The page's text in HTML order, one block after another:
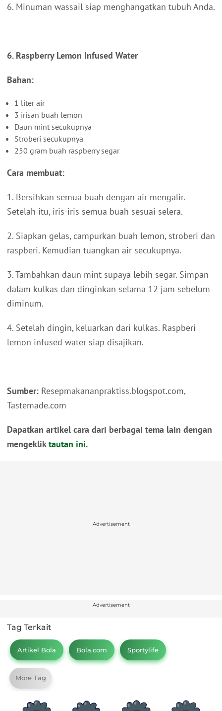
6. Minuman wassail siap menghangatkan tubuh Anda.
6. Raspberry Lemon Infused Water
Bahan:
1 liter air
3 irisan buah lemon
Daun mint secukupnya
Stroberi secukupnya
250 gram buah raspberry segar
Cara membuat:
1. Bersihkan semua buah dengan air mengalir.
Setelah itu, iris-iris semua buah sesuai selera.
2. Siapkan gelas, campurkan buah lemon, stroberi dan
raspberi. Kemudian tuangkan air secukupnya.
3. Tambahkan daun mint supaya lebih segar. Simpan
dalam kulkas dan dinginkan selama 12 jam sebelum
diminum.
4. Setelah dingin, keluarkan dari kulkas. Raspberi
lemon infused water siap disajikan.
Sumber: Resepmakananpraktiss.blogspot.com,
Tastemade.com
Dapatkan artikel cara dari berbagai tema lain dengan
mengekliktautan ini.
Advertisement
Advertisement
Tag Terkait
Artikel Bola Bola.com Sportylife
More Tag